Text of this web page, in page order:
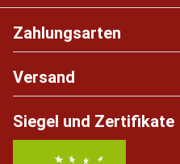
Zahlungsarten
Versand
Siegel und Zertifikate